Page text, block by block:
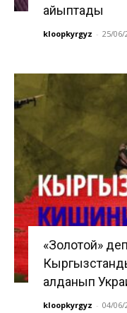
айыптады
kloopkyrgyz - 25/06/
«Золотой»
алданып
kloopkyrgyz - 04/06/